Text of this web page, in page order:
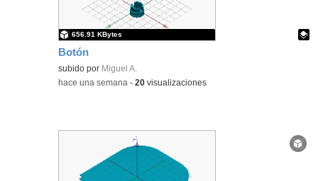
Botón
Contenido educativo.
subido por Miguel A.
656.91 KBytes
-hace una semana -20 visualizaciones